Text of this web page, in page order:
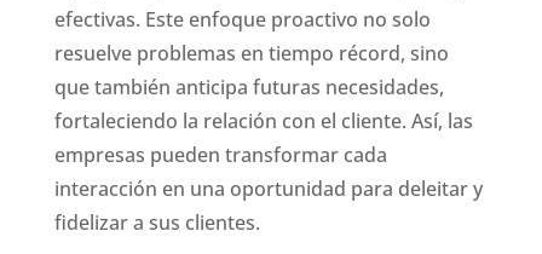
efectivas. Este enfoque proactivo no solo
resuelve problemas en tiempo récord, sino
que también anticipa futuras necesidades,
fortaleciendo la relación con el cliente. Así, las
empresas pueden transformar cada
interacción en una oportunidad para deleitar y
fidelizar a sus clientes.